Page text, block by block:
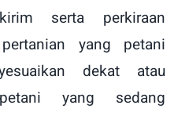
serta perkiraan
yang petani
dekat atau
yang sedang